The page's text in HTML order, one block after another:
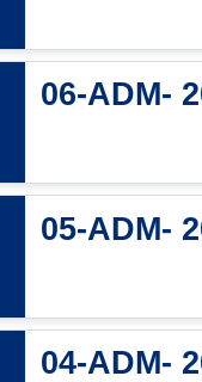
06-ADM-
05-ADM-
04-ADM-